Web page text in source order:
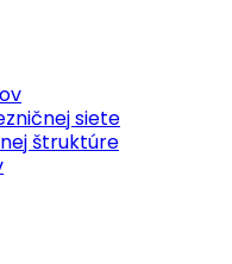
siete
štruktúre